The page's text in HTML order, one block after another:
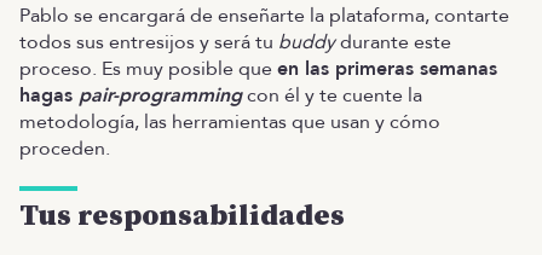
Pablo se encargará de enseñarte la plataforma, contarte
todos sus entresijos y será tu buddydurante este
proceso. Es muy posible queen las primeras semanas
hagas pair-programmingcon él y te cuente la
metodología, las herramientas que usan y cómo
proceden.
Tus responsabilidades